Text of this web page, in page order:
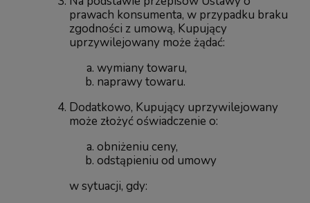
prawach konsumenta, w przypadku braku
zgodności z umową, Kupujący
uprzywilejowany może żądać:
wymiany towaru,
naprawy towaru.
Dodatkowo, Kupujący uprzywilejowany
może złożyć oświadczenie o:
obniżeniu ceny,
odstąpieniu od umowy
w sytuacji, gdy: